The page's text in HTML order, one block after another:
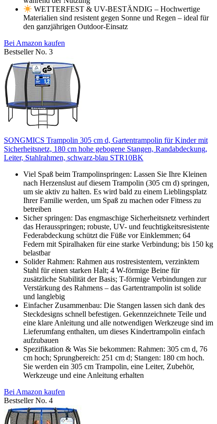
WETTERFEST & UV-BESTÄNDIG – Hochwertige
Materialien sind resistent gegen Sonne und Regen – ideal für
den ganzjährigen Outdoor-Einsatz
Bei Amazon kaufen
Bestseller No. 3
SONGMICS Trampolin 305 cm d, Gartentrampolin für Kinder mit
Sicherheitsnetz, 180 cm hohe gebogene Stangen, Randabdeckung,
Leiter, Stahlrahmen, schwarz-blau STR10BK
Viel Spaß beim Trampolinspringen: Lassen Sie Ihre Kleinen
nach Herzenslust auf diesem Trampolin (305 cm d) springen,
um sie aktiv zu halten. Es wird bald zu einem Lieblingsplatz
Ihrer Familie werden, um Spaß zu machen oder Fitness zu
betreiben
Sicher springen: Das engmaschige Sicherheitsnetz verhindert
das Herausspringen; robuste, UV- und feuchtigkeitsresistente
Federabdeckung schützt die Füße vor Einklemmen; 64
Federn mit Spiralhaken für eine starke Verbindung; bis 150 kg
belastbar
Solider Rahmen: Rahmen aus rostresistentem, verzinktem
Stahl für einen starken Halt; 4 W-förmige Beine für
zusätzliche Stabilität der Basis; T-förmige Verbindungen zur
Verstärkung des Rahmens – das Gartentrampolin ist solide
und langlebig
Einfacher Zusammenbau: Die Stangen lassen sich dank des
Steckdesigns schnell befestigen. Gekennzeichnete Teile und
eine klare Anleitung und alle notwendigen Werkzeuge sind im
Lieferumfang enthalten, um dieses Kindertrampolin einfach
aufzubauen
Spezifikation & Was Sie bekommen: Rahmen: 305 cm d, 76
cm hoch; Sprungbereich: 251 cm d; Stangen: 180 cm hoch.
Sie werden ein 305 cm Trampolin, eine Leiter, Zubehör,
Werkzeuge und eine Anleitung erhalten
Bei Amazon kaufen
Bestseller No. 4